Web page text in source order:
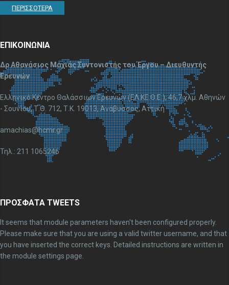
ΠΕΡΙΣΣΟΤΕΡΑ
ΕΠΙΚΟΙΝΩΝΙΑ
Δρ Αθανάσιος Μαχιάς Συντονιστής του Έργου – Διευθυντής
Ερευνών
Ελληνικό Κέντρο Θαλάσσιων Ερευνών (ΕΛ.ΚΕ.Θ.Ε.), 46,7 χλμ. Αθηνών
- Σουνίου, Τ.Θ. 712, Τ.Κ. 19013, Ανάβυσσος, Αττική
amachias@hcmr.gr
Τηλ.: 211 1065246
ΠΡΟΣΦΑΤΑ TWEETS
It seems that module parameters haven't been configured properly.
Please make sure that you are using a valid twitter username, and that
you have inserted the correct keys. Detailed instructions are written in
the module settings page.